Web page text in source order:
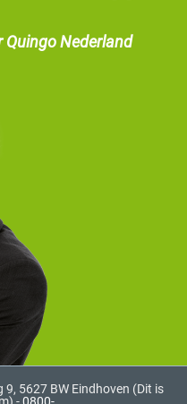
Quingo Nederland
9, 5627 BW Eindhoven (Dit is